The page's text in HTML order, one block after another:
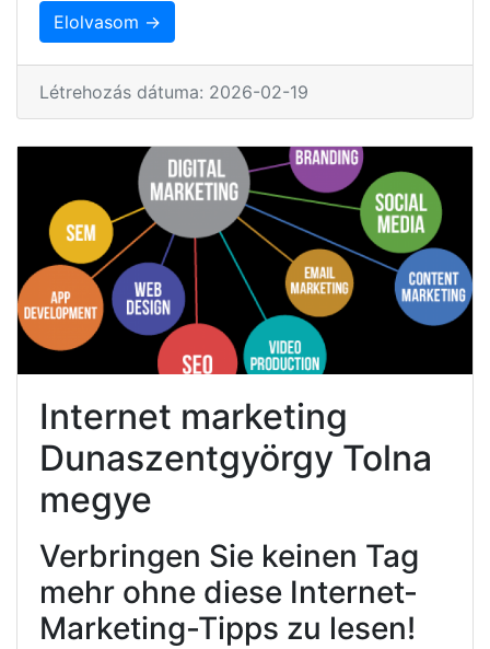
Elolvasom →
Létrehozás dátuma: 2026-02-19
Internet marketing
Dunaszentgyörgy Tolna
megye
Verbringen Sie keinen Tag
mehr ohne diese Internet-
Marketing-Tipps zu lesen!